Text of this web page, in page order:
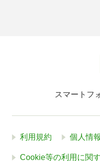
スマートフ
利用規約 個人情
Cookie等の利用に関